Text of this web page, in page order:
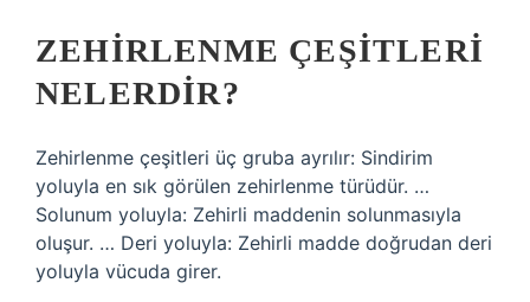
ZEHIRLENME ÇEŞITLERI
NELERDIR?
Zehirlenme çeşitleri üç gruba ayrılır: Sindirim
yoluyla en sık görülen zehirlenme türüdür. …
Solunum yoluyla: Zehirli maddenin solunmasıyla
oluşur. … Deri yoluyla: Zehirli madde doğrudan deri
yoluyla vücuda girer.